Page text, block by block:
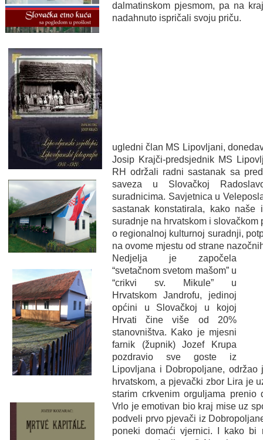
dalmatinskom pjesmom, pa na
nadahnuto ispričali svoju priču.
ugledni član MS Lipovljani,
Josip Krajči-predsjednik MS
RH održali radni sastanak sa
saveza u Slovačkoj
suradnicima. Savjetnica u
sastanak konstatirala, kako naše
suradnje na hrvatskom i
o regionalnoj kulturnoj suradnji,
na ovome mjestu od strane
Nedjelja je započela
“svetačnom svetom mašom” u
“crikvi sv. Mikule” u
Hrvatskom Jandrofu, jedinoj
općini u Slovačkoj u kojoj
Hrvati čine više od 20%
stanovništva. Kako je mjesni
farnik (župnik) Jozef Krupa
pozdravio sve goste iz
Lipovljana i Dobropoljane,
hrvatskom, a pjevački zbor Lira je
starim crkvenim orguljama
Vrlo je emotivan bio kraj mise uz
podveli prvo pjevači iz
poneki domaći vjernici. I kako bi